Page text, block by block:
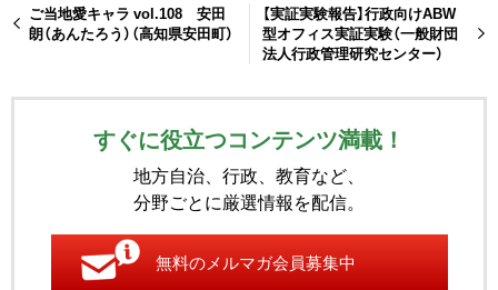
ご当地愛キャラ vol.108 安田
朗（あんたろう）（高知県安田町）
【実証実験報告】行政向けABW
型オフィス実証実験（一般財団
法人行政管理研究センター）
すぐに役立つコンテンツ満載！
地方自治、行政、教育など、
分野ごとに厳選情報を配信。
無料のメルマガ会員募集中